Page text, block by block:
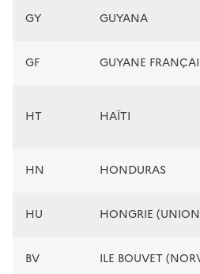
GY GUYANA
GF GUYANE
HT HAÏTI
HN HONDURAS
HU HONGRIE
BV ILE BOUVET